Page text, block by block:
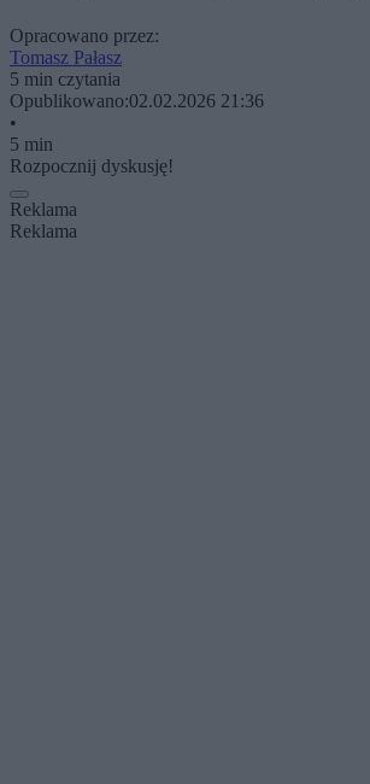
Opracowano przez:
Tomasz Pałasz
5 min czytania
Opublikowano:02.02.2026 21:36
•
5 min
Rozpocznij dyskusję!
Reklama
Reklama